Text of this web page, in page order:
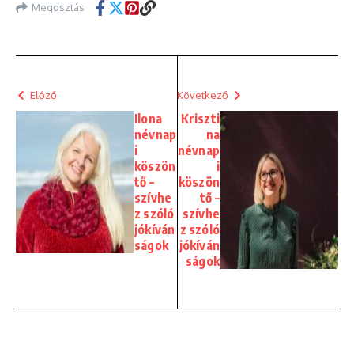
Megosztás
Előző
Ilona
névnap
i
köszön
tő –
szívhe
z szóló
jókíván
ságok
Következő
Kriszti
na
névnap
i
köszön
tő –
szívhe
z szóló
jókíván
ságok